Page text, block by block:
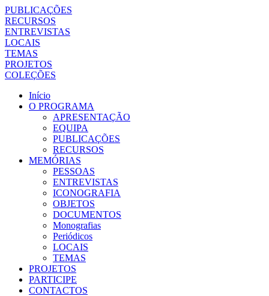
PUBLICAÇÕES
RECURSOS
ENTREVISTAS
LOCAIS
TEMAS
PROJETOS
COLEÇÕES
Início
O PROGRAMA
APRESENTAÇÃO
EQUIPA
PUBLICAÇÕES
RECURSOS
MEMÓRIAS
PESSOAS
ENTREVISTAS
ICONOGRAFIA
OBJETOS
DOCUMENTOS
Monografias
Periódicos
LOCAIS
TEMAS
PROJETOS
PARTICIPE
CONTACTOS